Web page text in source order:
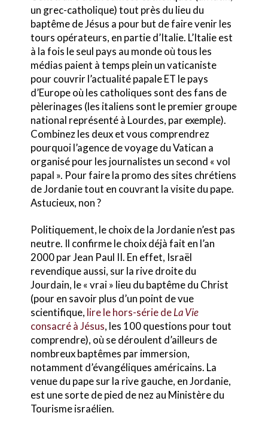
un grec-catholique) tout près du lieu du
baptême de Jésus a pour but de faire venir les
tours opérateurs, en partie d’Italie. L’Italie est
à la fois le seul pays au monde où tous les
médias paient à temps plein un vaticaniste
pour couvrir l’actualité papale ET le pays
d’Europe où les catholiques sont des fans de
pèlerinages (les italiens sont le premier groupe
national représenté à Lourdes, par exemple).
Combinez les deux et vous comprendrez
pourquoi l’agence de voyage du Vatican a
organisé pour les journalistes un second « vol
papal ». Pour faire la promo des sites chrétiens
de Jordanie tout en couvrant la visite du pape.
Astucieux, non ?
Politiquement, le choix de la Jordanie n’est pas
neutre. Il confirme le choix déjà fait en l’an
2000 par Jean Paul II. En effet, Israël
revendique aussi, sur la rive droite du
Jourdain, le « vrai » lieu du baptême du Christ
(pour en savoir plus d’un point de vue
scientifique, lire le hors-série deLa Vie
consacré à Jésus, les 100 questions pour tout
comprendre), où se déroulent d’ailleurs de
nombreux baptêmes par immersion,
notamment d’évangéliques américains. La
venue du pape sur la rive gauche, en Jordanie,
est une sorte de pied de nez au Ministère du
Tourisme israélien.